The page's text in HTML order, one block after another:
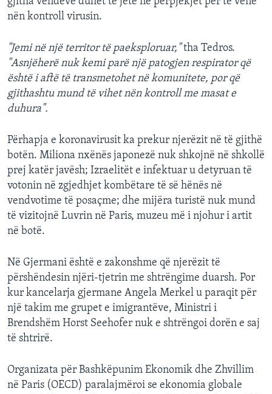
nën kontroll virusin.
"Jemi në një territor të paeksploruar,"tha Tedros.
"Asnjëherë nuk kemi parë një patogjen respirator që
është i aftë të transmetohet në komunitete, por që
gjithashtu mund të vihet nën kontroll me masat e
duhura".
Përhapja e koronavirusit ka prekur njerëzit në të gjithë
botën. Miliona nxënës japonezë nuk shkojnë në shkollë
prej katër javësh; Izraelitët e infektuar u detyruan të
votonin në zgjedhjet kombëtare të së hënës në
vendvotime të posaçme; dhe mijëra turistë nuk mund
të vizitojnë Luvrin në Paris, muzeu më i njohur i artit
në botë.
Në Gjermani është e zakonshme që njerëzit të
përshëndesin njëri-tjetrin me shtrëngime duarsh. Por
kur kancelarja gjermane Angela Merkel u paraqit për
një takim me grupet e imigrantëve, Ministri i
Brendshëm Horst Seehofer nuk e shtrëngoi dorën e saj
të shtrirë.
Organizata për Bashkëpunim Ekonomik dhe Zhvillim
në Paris (OECD) paralajmëroi se ekonomia globale